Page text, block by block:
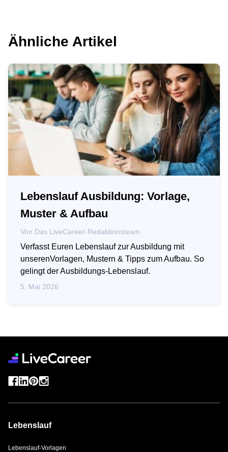
Ähnliche Artikel
Lebenslauf Ausbildung: Vorlage,
Muster & Aufbau
Von Das LiveCareer-Redaktionsteam
Verfasst Euren Lebenslauf zur Ausbildung mit
unserenVorlagen, Mustern & Tipps zum Aufbau. So
gelingt der Ausbildungs-Lebenslauf.
5. Mai 2026
Lebenslauf
Lebenslauf-Vorlagen